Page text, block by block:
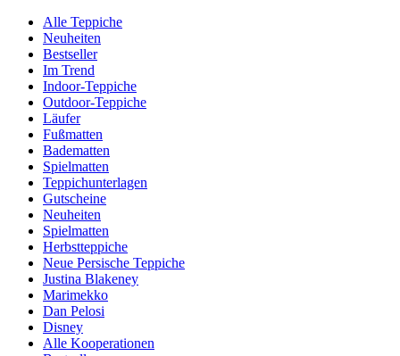
Alle Teppiche
Neuheiten
Bestseller
Im Trend
Indoor-Teppiche
Outdoor-Teppiche
Läufer
Fußmatten
Badematten
Spielmatten
Teppichunterlagen
Gutscheine
Neuheiten
Spielmatten
Herbstteppiche
Neue Persische Teppiche
Justina Blakeney
Marimekko
Dan Pelosi
Disney
Alle Kooperationen